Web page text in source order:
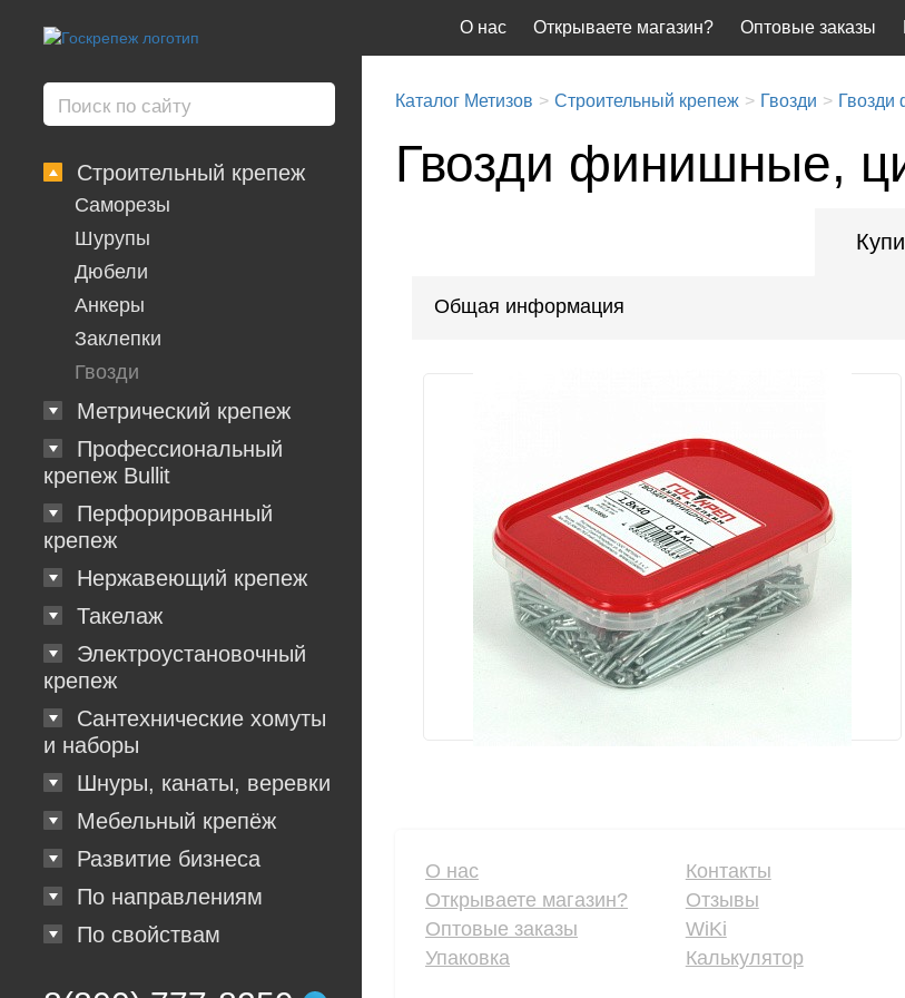
Строительный крепеж
Саморезы
Шурупы
Дюбели
Анкеры
Заклепки
Гвозди
Метрический крепеж
Профессиональный
крепеж Bullit
Перфорированный
крепеж
Нержавеющий крепеж
Такелаж
Электроустановочный
крепеж
Сантехнические хомуты
и наборы
Шнуры, канаты, веревки
Мебельный крепёж
Развитие бизнеса
По направлениям
По свойствам
О нас Открываете магазин? Оптовые заказы
Каталог Метизов Строительный крепеж Гвозди
Гвозди финишные,
Общая информация
О нас
Открываете магазин?
Оптовые заказы
Упаковка
Контакты
Отзывы
WiKi
Калькулятор